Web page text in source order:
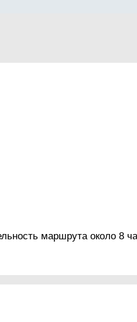
маршрута около 8